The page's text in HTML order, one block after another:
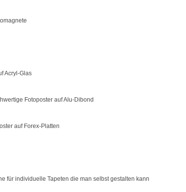
Acryl-Glas
Fotoposter auf Alu-Dibond
auf Forex-Platten
für individuelle Tapeten die man selbst gestalten kann